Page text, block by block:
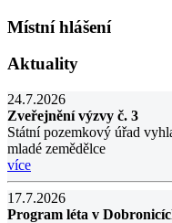
Místní hlášení
Aktuality
24.7.2026
Zveřejnění výzvy č. 3
Státní pozemkový úřad
mladé zemědělce
více
17.7.2026
Program léta v